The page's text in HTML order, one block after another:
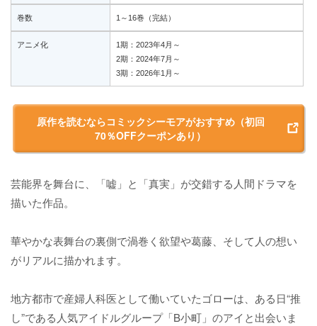
巻数 1～16巻（完結）
アニメ化
1期：2023年4月～
2期：2024年7月～
3期：2026年1月～
原作を読むならコミックシーモアがおすすめ（初回
70％OFFクーポンあり）
芸能界を舞台に、「嘘」と「真実」が交錯する人間ドラマを
描いた作品。
華やかな表舞台の裏側で渦巻く欲望や葛藤、そして人の想い
がリアルに描かれます。
地方都市で産婦人科医として働いていたゴローは、ある日“推
し”である人気アイドルグループ「B小町」のアイと出会いま